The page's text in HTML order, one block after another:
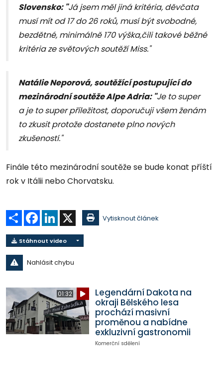
Slovensko: "Já jsem měl jiná kritéria, děvčata
musí mít od 17 do 26 roků, musí být svobodné,
bezdětné, minimálně 170 výška,čili takové běžné
kritéria ze světových soutěží Miss."
Natálie Neporová, soutěžící postupující do
mezinárodní soutěže Alpe Adria: "Je to super
a je to super příležitost, doporučuji všem ženám
to zkusit protože dostanete plno nových
zkušeností."
Finále této mezinárodní soutěže se bude konat příští
rok v Itálii nebo Chorvatsku.
Sdílet Facebook
LinkedIn Vytisknout článek
Stáhnout video
Nahlásit chybu
01:32
Legendární Dakota na
okraji Bělského lesa
prochází masivní
proměnou a nabídne
exkluzivní gastronomii
Komerční sdělení